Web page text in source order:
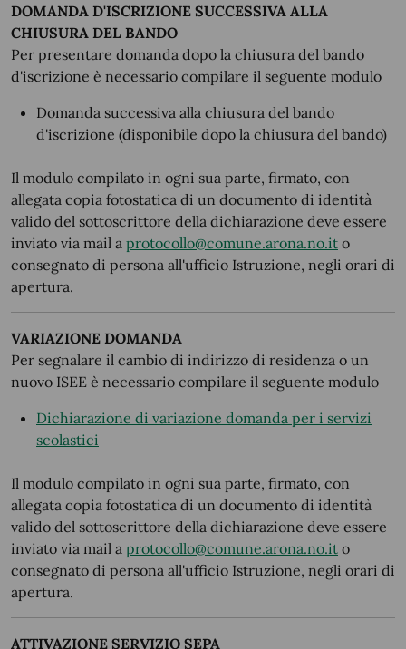
DOMANDA D'ISCRIZIONE SUCCESSIVA ALLA
CHIUSURA DEL BANDO
Per presentare domanda dopo la chiusura del bando
d'iscrizione è necessario compilare il seguente modulo
Domanda successiva alla chiusura del bando
d'iscrizione (disponibile dopo la chiusura del bando)
Il modulo compilato in ogni sua parte, firmato, con
allegata copia fotostatica di un documento di identità
valido del sottoscrittore della dichiarazione deve essere
inviato via mail a protocollo@comune.arona.no.it o
consegnato di persona all'ufficio Istruzione, negli orari di
apertura.
VARIAZIONE DOMANDA
Per segnalare il cambio di indirizzo di residenza o un
nuovo ISEE è necessario compilare il seguente modulo
Dichiarazione di variazione domanda per i servizi
scolastici
Il modulo compilato in ogni sua parte, firmato, con
allegata copia fotostatica di un documento di identità
valido del sottoscrittore della dichiarazione deve essere
inviato via mail a protocollo@comune.arona.no.it o
consegnato di persona all'ufficio Istruzione, negli orari di
apertura.
ATTIVAZIONE SERVIZIO SEPA